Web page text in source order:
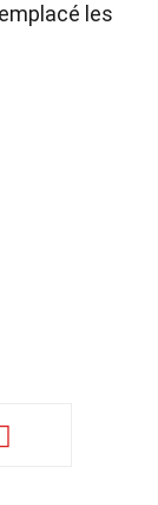
les